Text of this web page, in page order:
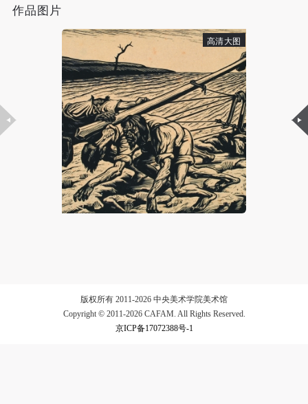
作品图片
高清大图
版权所有 2011-2026 中央美术学院美术馆
Copyright © 2011-2026 CAFAM. All Rights Reserved.
京ICP备17072388号-1
手机号码
发送验证码
手机号码将作为您的登录账号
验证码
登录
可使用雅昌艺术网会员账户登录